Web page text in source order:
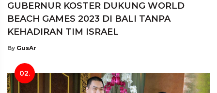
GUBERNUR KOSTER DUKUNG WORLD
BEACH GAMES 2023 DI BALI TANPA
KEHADIRAN TIM ISRAEL
By GusAr
02.